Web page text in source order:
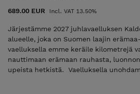
689.00 EUR Incl. VAT 13.50%
Järjestämme 2027 juhlavaelluksen
alueelle, joka on Suomen laajin
vaelluksella emme keräile kilometrejä
nauttimaan erämaan rauhasta,
upeista hetkistä. Vaelluksella